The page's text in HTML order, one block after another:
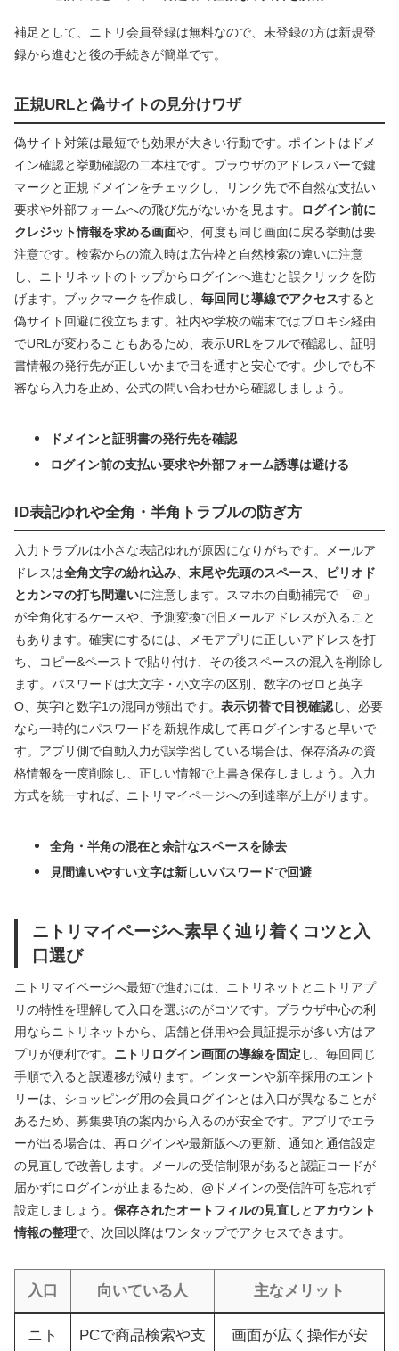
補足として、ニトリ会員登録は無料なので、未登録の方は新規登
録から進むと後の手続きが簡単です。
正規URLと偽サイトの見分けワザ
偽サイト対策は最短でも効果が大きい行動です。ポイントはドメ
イン確認と挙動確認の二本柱です。ブラウザのアドレスバーで鍵
マークと正規ドメインをチェックし、リンク先で不自然な支払い
要求や外部フォームへの飛び先がないかを見ます。
ログイン前に
クレジット情報を求める画面や、何度も同じ画面に戻る挙動は要
注意です。検索からの流入時は広告枠と自然検索の違いに注意
し、ニトリネットのトップからログインへ進むと誤クリックを防
げます。ブックマークを作成し、 毎回同じ導線でアクセスすると
偽サイト回避に役立ちます。社内や学校の端末ではプロキシ経由
でURLが変わることもあるため、表示URLをフルで確認し、証明
書情報の発行先が正しいかまで目を通すと安心です。少しでも不
審なら入力を止め、公式の問い合わせから確認しましょう。
ドメインと証明書の発行先を確認
ログイン前の支払い要求や外部フォーム誘導は避ける
ID表記ゆれや全角・半角トラブルの防ぎ方
入力トラブルは小さな表記ゆれが原因になりがちです。メールア
ドレスは全角文字の紛れ込み 末尾や先頭のスペース
ピリオド
とカンマの打ち間違いに注意します。スマホの自動補完で「＠」
が全角化するケースや、予測変換で旧メールアドレスが入ること
もあります。確実にするには、メモアプリに正しいアドレスを打
ち、コピー&ペーストで貼り付け、その後スペースの混入を削除し
ます。パスワードは大文字・小文字の区別、数字のゼロと英字
O、英字lと数字1の混同が頻出です。 表示切替で目視確認し、必要
なら一時的にパスワードを新規作成して再ログインすると早いで
す。アプリ側で自動入力が誤学習している場合は、保存済みの資
格情報を一度削除し、正しい情報で上書き保存しましょう。入力
方式を統一すれば、ニトリマイページへの到達率が上がります。
全角・半角の混在と余計なスペースを除去
見間違いやすい文字は新しいパスワードで回避
ニトリマイページへ素早く辿り着くコツと入
口選び
ニトリマイページへ最短で進むには、ニトリネットとニトリアプ
リの特性を理解して入口を選ぶのがコツです。ブラウザ中心の利
用ならニトリネットから、店舗と併用や会員証提示が多い方はア
プリが便利です。 ニトリログイン画面の導線を固定 し、毎回同じ
手順で入ると誤遷移が減ります。インターンや新卒採用のエント
リーは、ショッピング用の会員ログインとは入口が異なることが
あるため、募集要項の案内から入るのが安全です。アプリでエラ
ーが出る場合は、再ログインや最新版への更新、通知と通信設定
の見直しで改善します。メールの受信制限があると認証コードが
届かずにログインが止まるため、@ドメインの受信許可を忘れず
設定しましょう。 保存されたオートフィルの見直しと アカウント
情報の整理で、次回以降はワンタップでアクセスできます。
入口 向いている人 主なメリット
ニト
PCで商品検索や支
画面が広く操作が安